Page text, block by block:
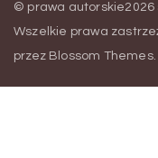
© prawa autorskie2026
Wszelkie prawa
przez Blossom Themes.